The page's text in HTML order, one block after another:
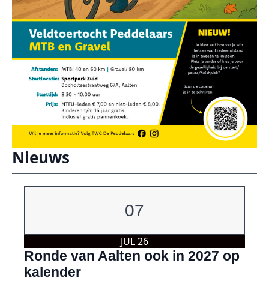
Nieuws
07
JUL 26
Ronde van Aalten ook in 2027 op
kalender